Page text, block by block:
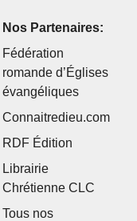
Nos Partenaires:
Fédération
romande d’Églises
évangéliques
Connaitredieu.com
RDF Édition
Librairie
Chrétienne CLC
Tous nos